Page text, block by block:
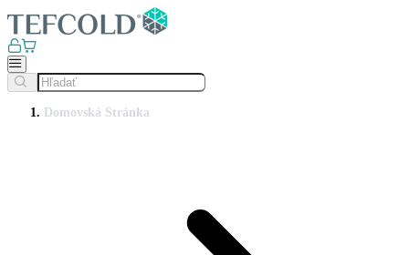
Domovská Stránka